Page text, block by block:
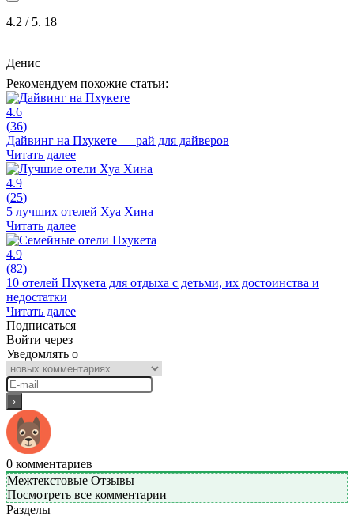
4.2 / 5. 18
Денис
Рекомендуем похожие статьи:
4.6
(36)
Дайвинг на Пхукете — рай для дайверов
Читать далее
4.9
(25)
5 лучших отелей Хуа Хина
Читать далее
4.9
(82)
10 отелей Пхукета для отдыха с детьми, их достоинства и
недостатки
Читать далее
Подписаться
Войти через
Уведомлять о
0 комментариев
Межтекстовые Отзывы
Посмотреть все комментарии
Разделы